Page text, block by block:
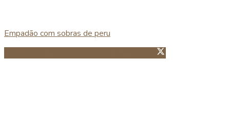
Empadão com sobras de peru
Guardar no Pinterest